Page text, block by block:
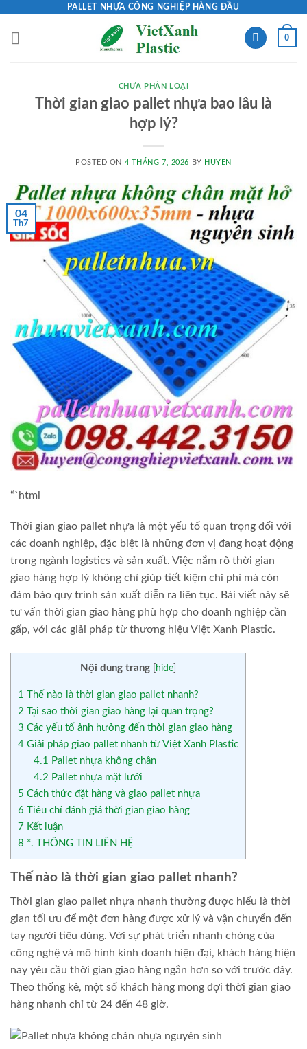
content
PALLET NHỰA CÔNG NGHIỆP HÀNG ĐẦU
0
CHƯA PHÂN LOẠI
Thời gian giao pallet nhựa bao lâu là
hợp lý?
POSTED ON 4 THÁNG 7, 2026 BY HUYEN
04
Th7
“`html
Thời gian giao pallet nhựa là một yếu tố quan trọng đối với
các doanh nghiệp, đặc biệt là những đơn vị đang hoạt động
trong ngành logistics và sản xuất. Việc nắm rõ thời gian
giao hàng hợp lý không chỉ giúp tiết kiệm chi phí mà còn
đảm bảo quy trình sản xuất diễn ra liên tục. Bài viết này sẽ
tư vấn thời gian giao hàng phù hợp cho doanh nghiệp cần
gấp, với các giải pháp từ thương hiệu Việt Xanh Plastic.
Nội dung trang hide
1 Thế nào là thời gian giao pallet nhanh?
2 Tại sao thời gian giao hàng lại quan trọng?
3 Các yếu tố ảnh hưởng đến thời gian giao hàng
4 Giải pháp giao pallet nhanh từ Việt Xanh Plastic
4.1 Pallet nhựa không chân
4.2 Pallet nhựa mặt lưới
5 Cách thức đặt hàng và giao pallet nhựa
6 Tiêu chí đánh giá thời gian giao hàng
7 Kết luận
8 *. THÔNG TIN LIÊN HỆ
Thế nào là thời gian giao pallet nhanh?
Thời gian giao pallet nhựa nhanh thường được hiểu là thời
gian tối ưu để một đơn hàng được xử lý và vận chuyển đến
tay người tiêu dùng. Với sự phát triển nhanh chóng của
công nghệ và mô hình kinh doanh hiện đại, khách hàng hiện
nay yêu cầu thời gian giao hàng ngắn hơn so với trước đây.
Theo thống kê, một số khách hàng mong đợi thời gian giao
hàng nhanh chỉ từ 24 đến 48 giờ.